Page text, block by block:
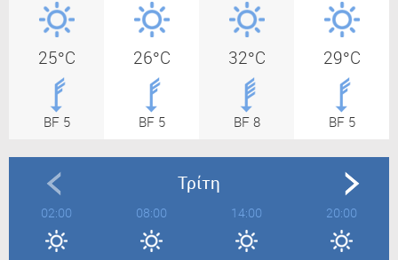
25°C
BF 5
26°C
BF 5
32°C
BF 8
29°C
BF 5
Τρίτη
02:00 08:00 14:00 20:00